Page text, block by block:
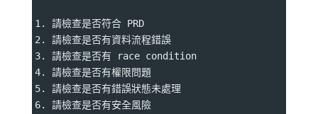
1. 請檢查是否符合 PRD
2. 請檢查是否有資料流程錯誤
3. 請檢查是否有 race condition
4. 請檢查是否有權限問題
5. 請檢查是否有錯誤狀態未處理
6. 請檢查是否有安全風險